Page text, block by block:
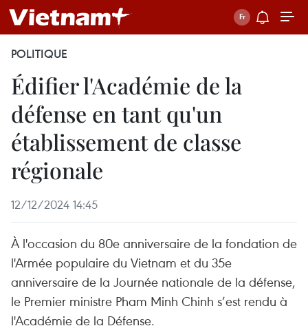
POLITIQUE
Édifier l'Académie de la
défense en tant qu'un
établissement de classe
régionale
12/12/2024 14:45
À l'occasion du 80e anniversaire de la fondation de
l'Armée populaire du Vietnam et du 35e
anniversaire de la Journée nationale de la défense,
le Premier ministre Pham Minh Chinh s’est rendu à
l'Académie de la Défense.